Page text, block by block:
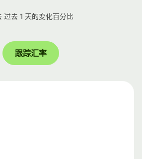
过去 1 天的变化百分比
跟踪汇率